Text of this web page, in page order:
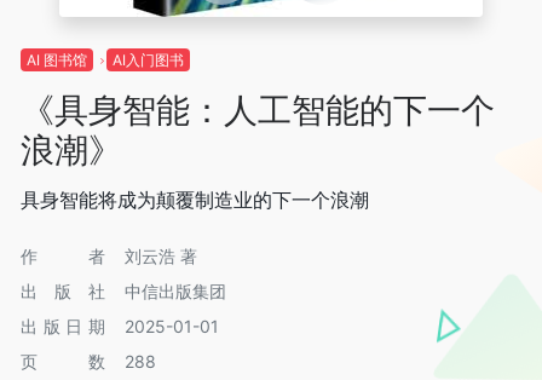
AI 图书馆 AI入门图书
《具身智能：人工智能的下一个
浪潮》
具身智能将成为颠覆制造业的下一个浪潮
作者
刘云浩 著
出版社
中信出版集团
出版日期
2025-01-01
页数
288